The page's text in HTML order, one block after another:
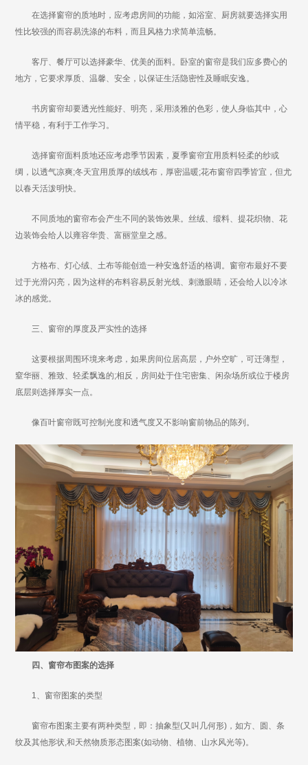
在选择窗帘的质地时，应考虑房间的功能，如浴室、厨房就要选择实用
性比较强的而容易洗涤的布料，而且风格力求简单流畅。
客厅、餐厅可以选择豪华、优美的面料。卧室的窗帘是我们应多费心的
地方，它要求厚质、温馨、安全，以保证生活隐密性及睡眠安逸。
书房窗帘却要透光性能好、明亮，采用淡雅的色彩，使人身临其中，心
情平稳，有利于工作学习。
选择窗帘面料质地还应考虑季节因素，夏季窗帘宜用质料轻柔的纱或
绸，以透气凉爽;冬天宜用质厚的绒线布，厚密温暖;花布窗帘四季皆宜，但尤
以春天活泼明快。
不同质地的窗帘布会产生不同的装饰效果。丝绒、缎料、提花织物、花
边装饰会给人以雍容华贵、富丽堂皇之感。
方格布、灯心绒、土布等能创造一种安逸舒适的格调。窗帘布最好不要
过于光滑闪亮，因为这样的布料容易反射光线、刺激眼睛，还会给人以冷冰
冰的感觉。
三、窗帘的厚度及严实性的选择
这要根据周围环境来考虑，如果房间位居高层，户外空旷，可迁薄型，
窒华丽、雅致、轻柔飘逸的;相反，房间处于住宅密集、闲杂场所或位于楼房
底层则选择厚实一点。
像百叶窗帘既可控制光度和透气度又不影响窗前物品的陈列。
四、窗帘布图案的选择
1、窗帘图案的类型
窗帘布图案主要有两种类型，即：抽象型(又叫几何形)，如方、圆、条
纹及其他形状,和天然物质形态图案(如动物、植物、山水风光等)。